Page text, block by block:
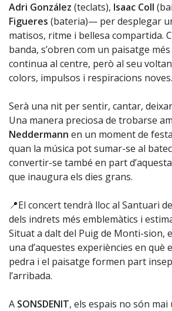
Adri González (teclats), Isaac Coll
Figueres (bateria)— per desplegar
matisos, ritme i bellesa compartida.
banda, s’obren com un paisatge
continua al centre, però al seu
colors, impulsos i respiracions noves.
Serà una nit per sentir, cantar,
Una manera preciosa de trobarse
Neddermann en un moment de
quan la música pot sumar-se al
convertir-se també en part
que inaugura els dies grans.
📍El concert tendrà lloc al Santuari
dels indrets més emblemàtics i
Situat a dalt del Puig de Monti-sion,
una d’aquestes experiències en què
pedra i el paisatge formen part
l’arribada.
A SONSDENIT, els espais no són